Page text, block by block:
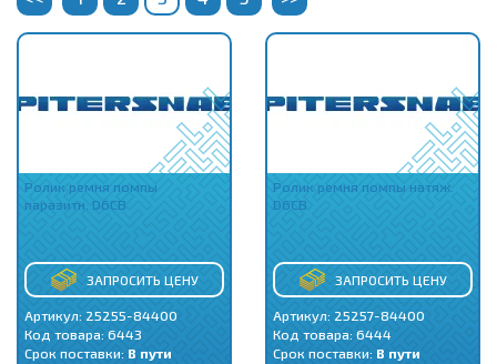
Ролик ремня помпы
паразитн. D6CB
ЗАПРОСИТЬ ЦЕНУ
Артикул: 25255-84400
Код товара: 6443
Срок поставки: В пути
Ролик ремня помпы натяж.
D6CB
ЗАПРОСИТЬ ЦЕНУ
Артикул: 25257-84400
Код товара: 6444
Срок поставки: В пути